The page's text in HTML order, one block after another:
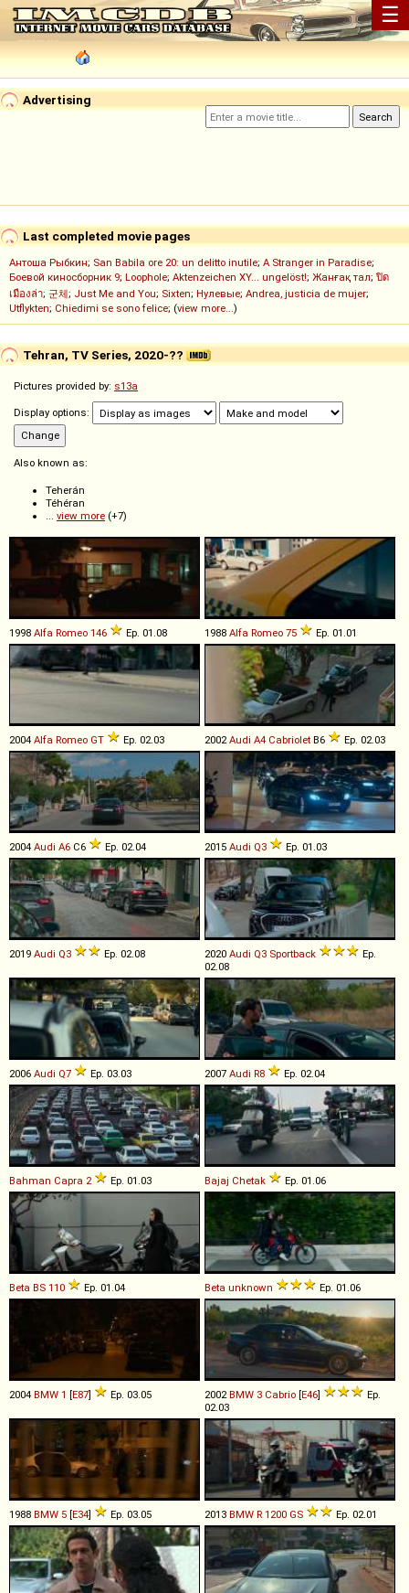
☰
Advertising
Last completed movie pages
Антоша Рыбкин; San Babila ore 20: un delitto inutile; A Stranger in Paradise;
Боевой киносборник 9; Loophole; Aktenzeichen XY... ungelöst!; Жанғақ тал; ปิด
เมืองล่า; 군체; Just Me and You; Sixten; Нулевые; Andrea, justicia de mujer;
Utflykten; Chiedimi se sono felice; (view more...)
Tehran, TV Series, 2020-??
Pictures provided by: s13a
Display options:
Also known as:
Teherán
Téhéran
... view more (+7)
1998 Alfa Romeo 146 Ep. 01.08 1988 Alfa Romeo 75 Ep. 01.01
2004 Alfa Romeo GT Ep. 02.03 2002Audi A4 Cabriolet B6 Ep. 02.03
2004 Audi A6 C6 Ep. 02.04 2015 Audi Q3 Ep. 01.03
2019 Audi Q3 Ep. 02.08 2020 Audi Q3 Sportback
Ep.
02.08
2006 Audi Q7 Ep. 03.03 2007 Audi R8 Ep. 02.04
Bahman Capra 2 Ep. 01.03 Bajaj Chetak Ep. 01.06
Beta BS 110 Ep. 01.04 Beta unknown Ep. 01.06
2004 BMW 1 [E87] Ep. 03.05 2002BMW 3 Cabrio [E46]
Ep.
02.03
1988 BMW 5 [E34] Ep. 03.05 2013 BMW R 1200 GS Ep. 02.01